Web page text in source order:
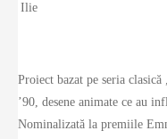
Ilie
Proiect bazat pe seria
’90, desene animate ce au
Nominalizată la premiile